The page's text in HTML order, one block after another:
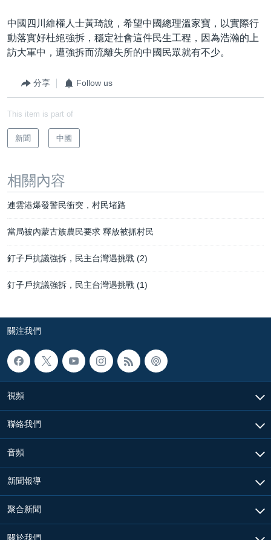
中國四川維權人士黃琦說，希望中國總理溫家寶，以實際行
動落實好杜絕強拆，穩定社會這件民生工程，因為浩瀚的上
訪大軍中，遭強拆而流離失所的中國民眾就有不少。
分享 Follow us
This item is part of
新聞 中國
相關內容
連雲港爆發警民衝突，村民堵路
當局被內蒙古族農民要求 釋放被抓村民
釘子戶抗議強拆，民主台灣遇挑戰 (2)
釘子戶抗議強拆，民主台灣遇挑戰 (1)
關注我們
視頻
聯絡我們
音頻
新聞報導
聚合新聞
關於我們